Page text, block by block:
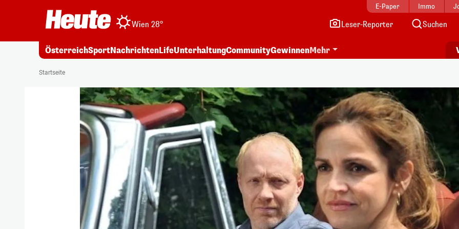
E-Paper Immo
Wien 28° Leser-Reporter Suchen
ÖsterreichSportNachrichtenLifeUnterhaltungCommunityGewinnenMehr
Startseite